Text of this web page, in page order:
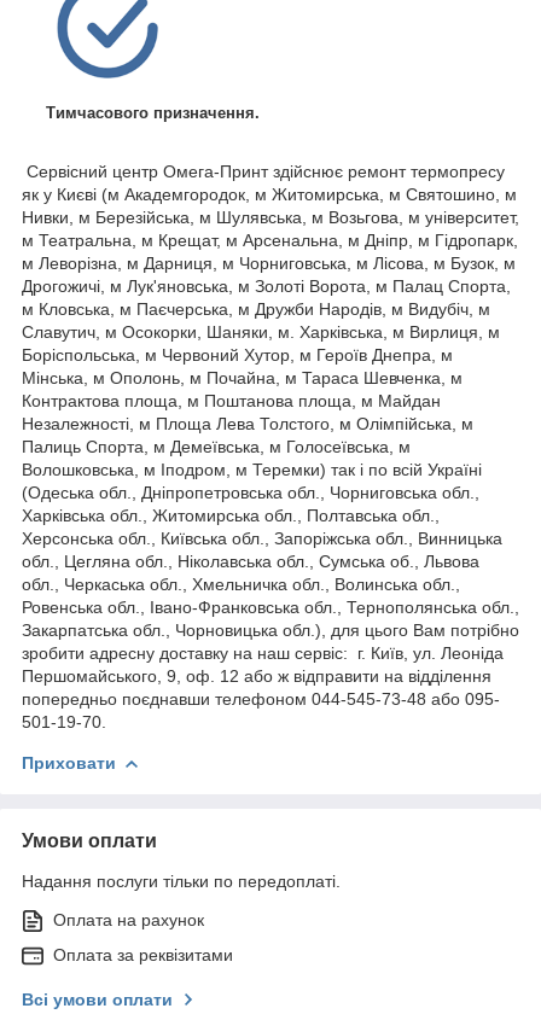
Тимчасового призначення.
Сервісний центр Омега-Принт здійснює ремонт термопресу
як у Києві (м Академгородок, м Житомирська, м Святошино, м
Нивки, м Березійська, м Шулявська, м Возьгова, м університет,
м Театральна, м Крещат, м Арсенальна, м Дніпр, м Гідропарк,
м Леворізна, м Дарниця, м Чорниговська, м Лісова, м Бузок, м
Дрогожичі, м Лук'яновська, м Золоті Ворота, м Палац Спорта,
м Кловська, м Паєчерська, м Дружби Народів, м Видубіч, м
Славутич, м Осокорки, Шаняки, м. Харківська, м Вирлиця, м
Боріспольська, м Червоний Хутор, м Героїв Днепра, м
Мінська, м Ополонь, м Почайна, м Тараса Шевченка, м
Контрактова площа, м Поштанова площа, м Майдан
Незалежності, м Площа Лева Толстого, м Олімпійська, м
Палиць Спорта, м Демеївська, м Голосеївська, м
Волошковська, м Іподром, м Теремки) так і по всій Україні
(Одеська обл., Дніпропетровська обл., Чорниговська обл.,
Харківська обл., Житомирська обл., Полтавська обл.,
Херсонська обл., Київська обл., Запоріжська обл., Винницька
обл., Цегляна обл., Ніколавська обл., Сумська об., Львова
обл., Черкаська обл., Хмельничка обл., Волинська обл.,
Ровенська обл., Івано-Франковська обл., Тернополянська обл.,
Закарпатська обл., Чорновицька обл.), для цього Вам потрібно
зробити адресну доставку на наш сервіс: г. Київ, ул. Леоніда
Першомайського, 9, оф. 12 або ж відправити на відділення
попередньо поєднавши телефоном 044-545-73-48 або 095-
501-19-70.
Приховати
Умови оплати
Надання послуги тільки по передоплаті.
Оплата на рахунок
Оплата за реквізитами
Всі умови оплати